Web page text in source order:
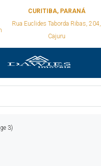
CURITIBA, PARANÁ
Rua Euclides Taborda Ribas, 204,
Cajuru
3)